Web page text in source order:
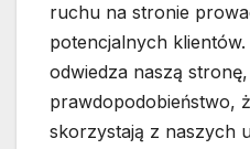
ruchu na stronie
potencjalnych
odwiedza naszą
prawdopodobieństwo,
skorzystają z naszych